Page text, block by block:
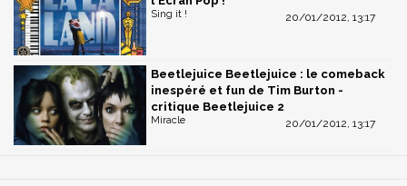
20/01/2012, 13:17
Sing it !
Beetlejuice Beetlejuice : le comeback
inespéré et fun de Tim Burton -
critique Beetlejuice 2
20/01/2012, 13:17
Miracle